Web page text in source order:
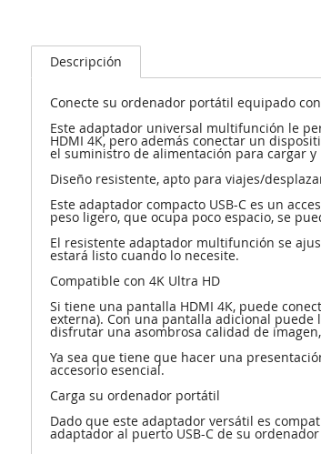
Descripción
Conecte su ordenador portátil equipado
Este adaptador universal multifunción le
HDMI 4K, pero además conectar un
el suministro de alimentación para cargar
Diseño resistente, apto para viajes/
Este adaptador compacto USB-C es un
peso ligero, que ocupa poco espacio, se
El resistente adaptador multifunción se
estará listo cuando lo necesite.
Compatible con 4K Ultra HD
Si tiene una pantalla HDMI 4K, puede
externa). Con una pantalla adicional
disfrutar una asombrosa calidad de
Ya sea que tiene que hacer una
accesorio esencial.
Carga su ordenador portátil
Dado que este adaptador versátil es
adaptador al puerto USB-C de su